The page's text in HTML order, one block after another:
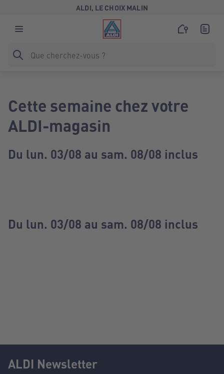
ALDI, LE CHOIX MALIN
Cette semaine chez votre
ALDI-magasin
Du lun. 03/08 au sam. 08/08 inclus
Du lun. 03/08 au sam. 08/08 inclus
ALDI Newsletter